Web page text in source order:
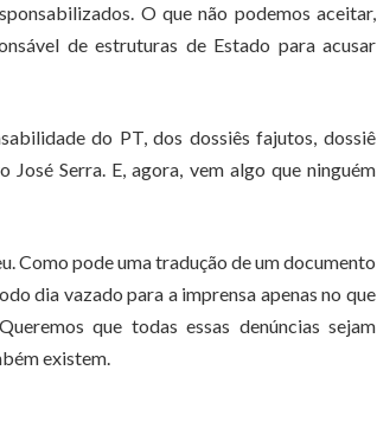
O que não podemos aceitar,
de estruturas de Estado para acusar
do PT, dos dossiês fajutos, dossiê
Serra. E, agora, vem algo que ninguém
Como pode uma tradução de um documento
dia vazado para a imprensa apenas no que
que todas essas denúncias sejam
existem.